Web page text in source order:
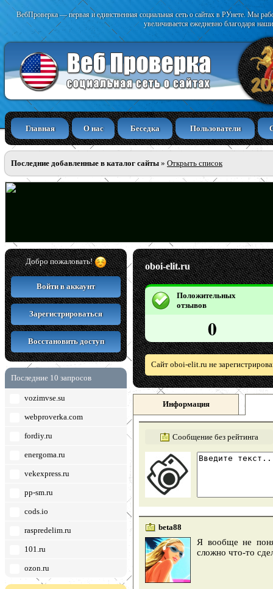
ВебПроверка — первая и единственная социальная сеть о сайтах в РУнете. Мы
увеличивается ежедневно благодаря
Главная О нас Беседка Пользователи
Последние добавленные в каталог сайты » Открыть список
Добро пожаловать!
Войти в аккаунт
Зарегистрироваться
Восстановить доступ
Последние 10 запросов
vozimvse.su
webproverka.com
fordiy.ru
energoma.ru
vekexpress.ru
pp-sm.ru
cods.io
raspredelim.ru
101.ru
ozon.ru
oboi-elit.ru
Положительных
отзывов
0
Сайт oboi-elit.ru не
Информация
Сообщение без рейтинга
beta88
Я вообще не
сложно что-то